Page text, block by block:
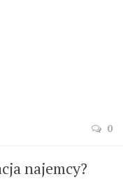
0
najemcy?